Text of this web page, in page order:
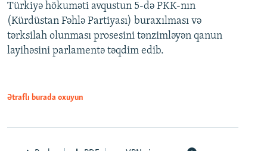
Auto 240p 360p 480p
720p 1080p
360p
480p
Türkiyə hökuməti avqustun 5-də PKK-nın
(Kürdüstan Fəhlə Partiyası) buraxılması və
tərksilah olunması prosesini tənzimləyən qanun
layihəsini parlamentə təqdim edib.
Ətraflı burada oxuyun